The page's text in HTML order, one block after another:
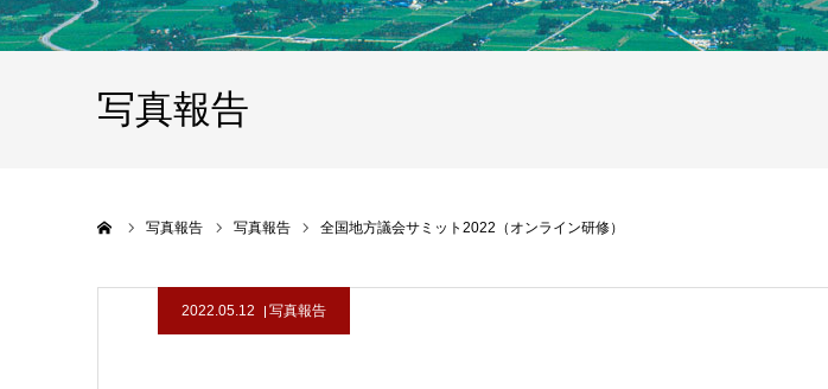
写真報告
写真報告 写真報告 全国地方議会サミット2022（オンライン研修）
2022.05.12 写真報告